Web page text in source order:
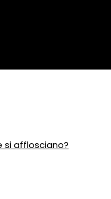
si afflosciano?